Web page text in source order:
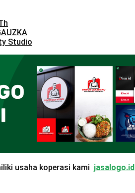
Studio
usaha koperasi kami jasalogo.id